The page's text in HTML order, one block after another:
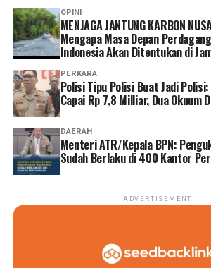
OPINI
MENJAGA JANTUNG KARBON
Mengapa Masa Depan
Indonesia Akan Ditentukan di
PERKARA
Polisi Tipu Polisi Buat Jadi
Capai Rp 7,8 Milliar, Dua Oknum
DAERAH
Menteri ATR/Kepala BPN:
Sudah Berlaku di 400 Kantor
ADVERTISEMENT